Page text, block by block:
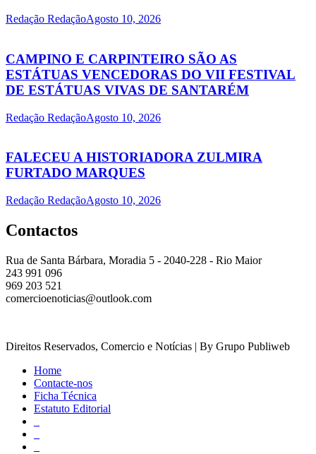
Redação RedaçãoAgosto 10, 2026
CAMPINO E CARPINTEIRO SÃO AS
ESTÁTUAS VENCEDORAS DO VII FESTIVAL
DE ESTÁTUAS VIVAS DE SANTARÉM
Redação RedaçãoAgosto 10, 2026
FALECEU A HISTORIADORA ZULMIRA
FURTADO MARQUES
Redação RedaçãoAgosto 10, 2026
Contactos
Rua de Santa Bárbara, Moradia 5 - 2040-228 - Rio Maior
243 991 096
969 203 521
comercioenoticias@outlook.com
Direitos Reservados, Comercio e Notícias | By Grupo Publiweb
Home
Contacte-nos
Ficha Técnica
Estatuto Editorial